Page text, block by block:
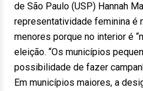
de São Paulo (USP) Hannah
representatividade feminina é
menores porque no interior é
eleição. “Os municípios
possibilidade de fazer
Em municípios maiores, a